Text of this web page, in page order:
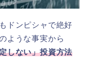
ドンピシャで絶好
ような事実から
しない」投資方法